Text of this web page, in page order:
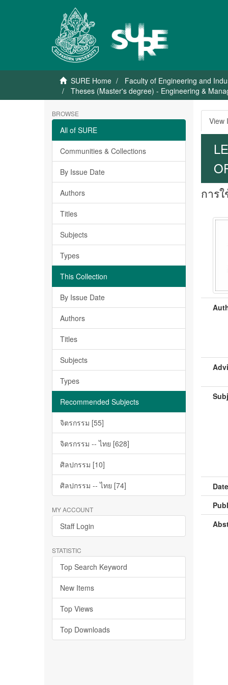
SURE Home
Faculty of Engineering and
Theses (Master's degree) - Engineering &
BROWSE
All of SURE
Communities & Collections
By Issue Date
Authors
Titles
Subjects
Types
This Collection
By Issue Date
Authors
Titles
Subjects
Types
Recommended Subjects
จิตรกรรม [55]
จิตรกรรม -- ไทย [628]
ศิลปกรรม [10]
ศิลปกรรม -- ไทย [74]
MY ACCOUNT
Staff Login
STATISTIC
Top Search Keyword
New Items
Top Views
Top Downloads
View
การ